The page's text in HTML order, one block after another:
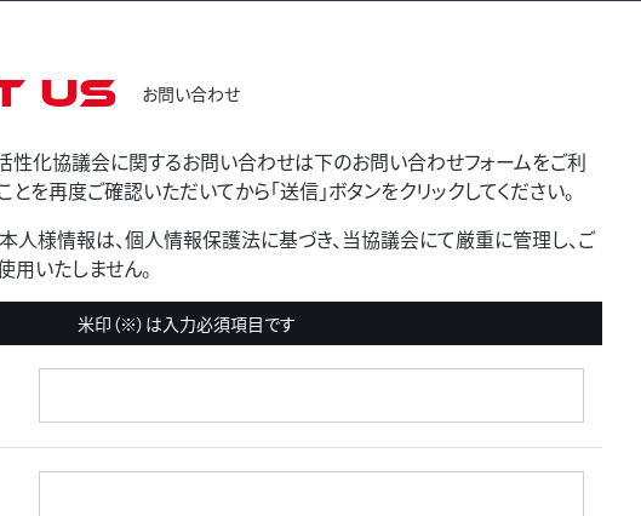
Us お問い合わせ
性化協議会に関するお問い合わせは下のお問い合わせフォームをご利
を再度ご確認いただいてから「送信」ボタンをクリックしてください。
人様情報は、個人情報保護法に基づき、当協議会にて厳重に管理し、ご
いたしません。
米印（※）は入力必須項目です